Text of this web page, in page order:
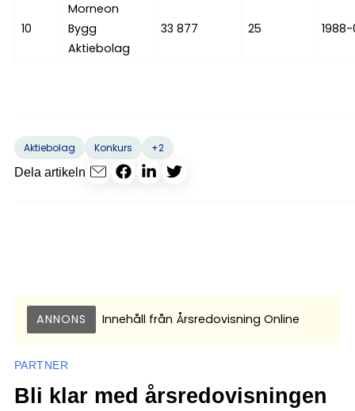
10
Morneon
Bygg
Aktiebolag
33 877 25
Aktiebolag Konkurs
+2
Dela artikeln
ANNONS Innehåll från Årsredovisning Online
PARTNER
Bli klar med årsredovisningen